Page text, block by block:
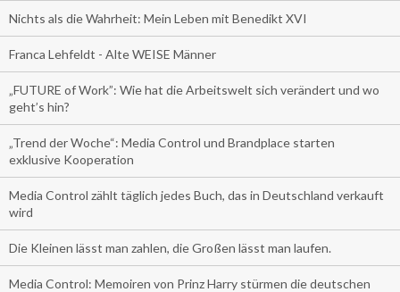
Nichts als die Wahrheit: Mein Leben mit Benedikt XVI
Franca Lehfeldt - Alte WEISE Männer
„FUTURE of Work”: Wie hat die Arbeitswelt sich verändert und wo
geht’s hin?
„Trend der Woche“: Media Control und Brandplace starten
exklusive Kooperation
Media Control zählt täglich jedes Buch, das in Deutschland verkauft
wird
Die Kleinen lässt man zahlen, die Großen lässt man laufen.
Media Control: Memoiren von Prinz Harry stürmen die deutschen